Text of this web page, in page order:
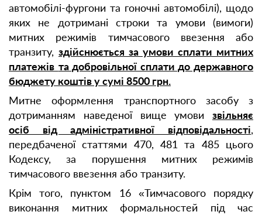
автомобiлi-фургони та гоночнi автомобiлi), щодо
яких не дотримані строки та умови (вимоги)
митних режимів тимчасового ввезення або
транзиту, здійснюється за умови сплати митних
платежів та добровільної сплати до державного
бюджету коштів у сумі 8500 грн.
Митне оформлення транспортного засобу з
дотриманням наведеної вище умови звільняє
осіб від адміністративної відповідальності,
передбаченої статтями 470, 481 та 485 цього
Кодексу, за порушення митних режимів
тимчасового ввезення або транзиту.
Крім того, пунктом 16 «Тимчасового порядку
виконання митних формальностей під час